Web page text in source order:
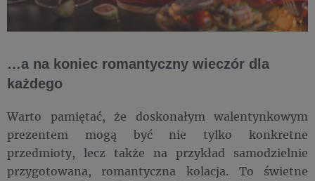
…a na koniec romantyczny wieczór dla
każdego
Warto pamiętać, że doskonałym walentynkowym
prezentem mogą być nie tylko konkretne
przedmioty, lecz także na przykład samodzielnie
przygotowana, romantyczna kolacja. To świetne